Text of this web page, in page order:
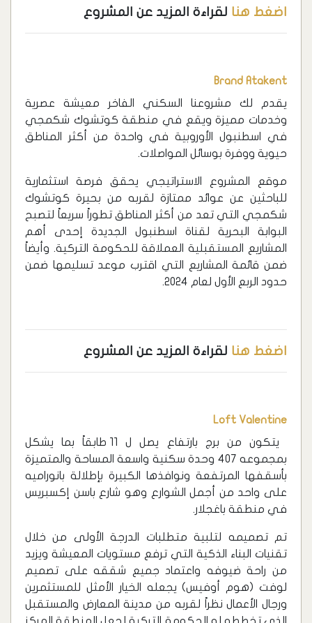
اضغط هنا لقراءة المزيد عن المشروع
Brand Atakent
يقدم لك مشروعنا السكني الفاخر معيشة عصرية
وخدمات مميزة ويقع في منطقة كوتشوك شكمجي
في اسطنبول الأوروبية في واحدة من أكثر المناطق
حيوية ووفرة بوسائل المواصلات.
موقع المشروع الاستراتيجي يحقق فرصة استثمارية
للباحثين عن عوائد ممتازة لقربه من بحيرة كوتشوك
شكمجي التي تعد من أكثر المناطق تطوراً سريعاً لتصبح
البوابة البحرية لقناة اسطنبول الجديدة إحدى أهم
المشاريع المستقبلية العملاقة للحكومة التركية. وأيضاً
ضمن قائمة المشاريع التي اقترب موعد تسليمها ضمن
حدود الربع الأول لعام 2024.
اضغط هنا لقراءة المزيد عن المشروع
Loft Valentine
يتكون من برج بارتفاع يصل ل 11 طابقاً بما يشكل
بمجموعه 407 وحدة سكنية واسعة المساحة والمتميزة
بأسقفها المرتفعة ونوافذها الكبيرة بإطلالة بانوراميه
على واحد من أجمل الشوارع وهو شارع باسن إكسبريس
في منطقة باغجلار.
تم تصميمه لتلبية متطلبات الدرجة الأولى من خلال
تقنيات البناء الذكية التي ترفع مستويات المعيشة ويزيد
من راحة ضيوفه واعتماد جميع شققه على تصميم
لوفت (هوم أوفيس) يجعله الخيار الأمثل للمستثمرين
ورجال الأعمال نظراً لقربه من مدينة المعارض والمستقبل